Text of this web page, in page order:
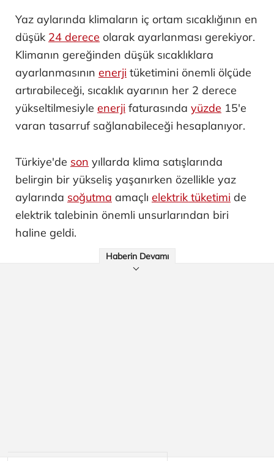
Yaz aylarında klimaların iç ortam sıcaklığının en
düşük 24 derece olarak ayarlanması gerekiyor.
Klimanın gereğinden düşük sıcaklıklara
ayarlanmasının enerji tüketimini önemli ölçüde
artırabileceği, sıcaklık ayarının her 2 derece
yükseltilmesiyle enerji faturasında yüzde 15'e
varan tasarruf sağlanabileceği hesaplanıyor.
Türkiye'de son yıllarda klima satışlarında
belirgin bir yükseliş yaşanırken özellikle yaz
aylarında soğutma amaçlı elektrik tüketimi de
elektrik talebinin önemli unsurlarından biri
haline geldi.
Haberin Devamı